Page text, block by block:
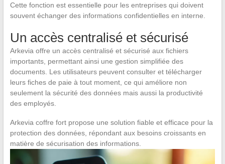
Cette fonction est essentielle pour les entreprises qui doivent
souvent échanger des informations confidentielles en interne.
Un accès centralisé et sécurisé
Arkevia offre un accès centralisé et sécurisé aux fichiers
importants, permettant ainsi une gestion simplifiée des
documents. Les utilisateurs peuvent consulter et télécharger
leurs fiches de paie à tout moment, ce qui améliore non
seulement la sécurité des données mais aussi la productivité
des employés.
Arkevia coffre fort propose une solution fiable et efficace pour la
protection des données, répondant aux besoins croissants en
matière de sécurisation des informations.